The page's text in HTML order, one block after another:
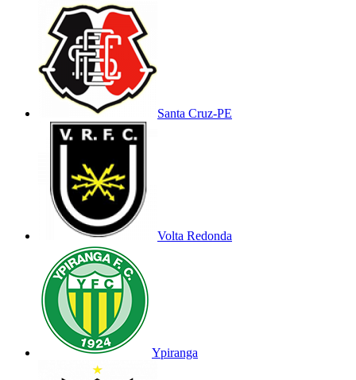
Santa Cruz-PE
Volta Redonda
Ypiranga